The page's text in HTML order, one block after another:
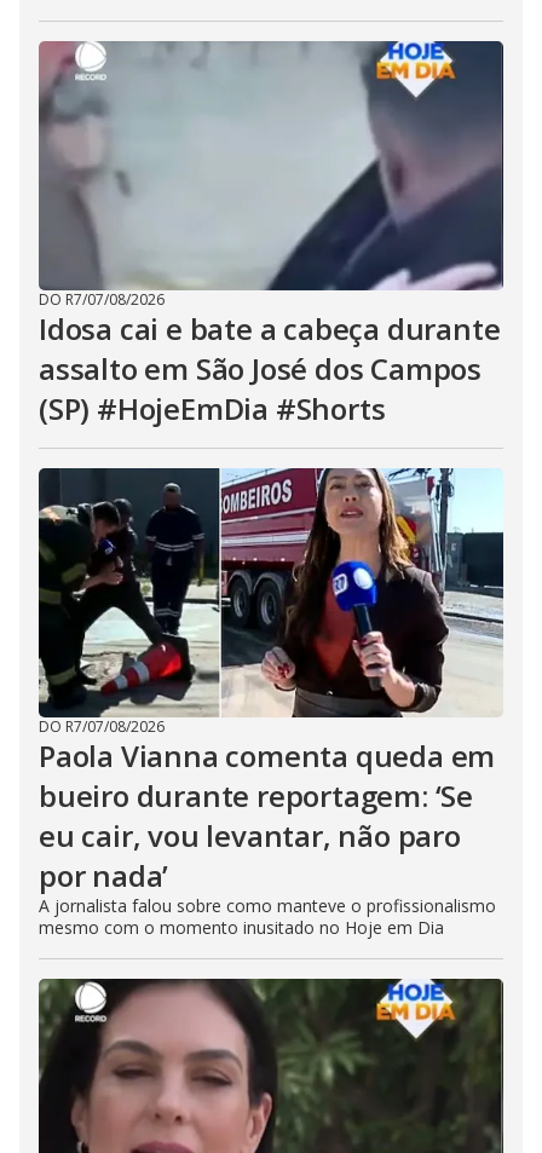
DO R7/07/08/2026
Idosa cai e bate a cabeça durante
assalto em São José dos Campos
(SP) #HojeEmDia #Shorts
DO R7/07/08/2026
Paola Vianna comenta queda em
bueiro durante reportagem: ‘Se
eu cair, vou levantar, não paro
por nada’
A jornalista falou sobre como manteve o profissionalismo
mesmo com o momento inusitado no Hoje em Dia